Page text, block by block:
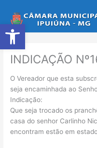
Abrir a barra de ferramentas
para
o
conteúdo
INDICAÇÃO
O Vereador que esta
seja encaminhada ao
Indicação:
Que seja trocado os
casa do senhor Carlinho
encontram estão em